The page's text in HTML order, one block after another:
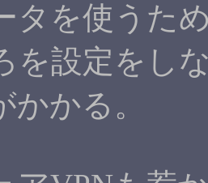
タを使うた
を設定をし
かかる。